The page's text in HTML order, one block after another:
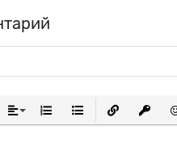
Выравнивание
Нумерованный список
Маркированный
Вставить